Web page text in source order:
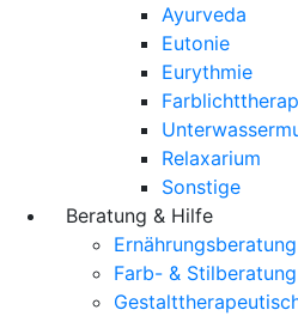
Ayurveda
Eutonie
Eurythmie
Relaxarium
Sonstige
Beratung & Hilfe
Ernährungsberatung
Farb- & Stilberatung